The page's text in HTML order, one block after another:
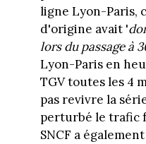
ligne Lyon-Paris,
d'origine avait '
lors du passage à
Lyon-Paris en
TGV toutes les 4
pas revivre la
perturbé le trafic
SNCF a